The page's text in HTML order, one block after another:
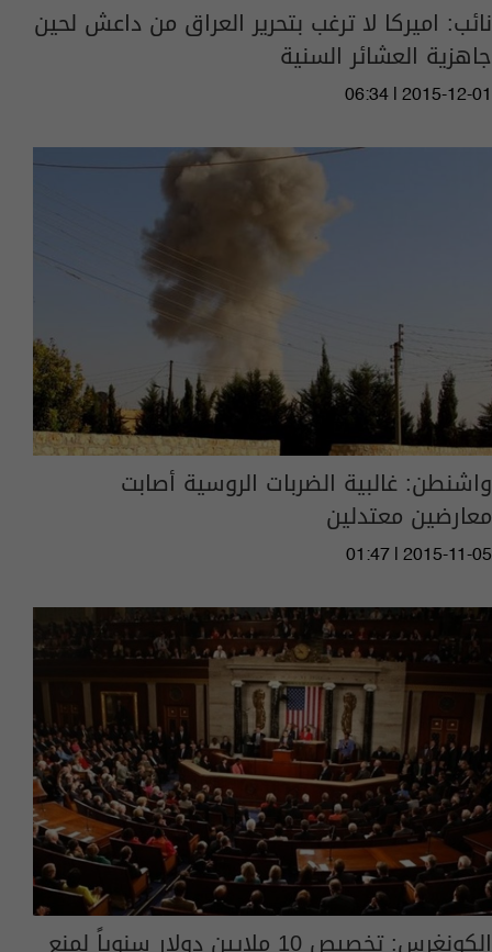
نائب: اميركا لا ترغب بتحرير العراق من داعش لحين
جاهزية العشائر السنية
06:34 | 2015-12-01
واشنطن: غالبية الضربات الروسية أصابت
معارضين معتدلين
01:47 | 2015-11-05
الكونغرس: تخصيص 10 ملايين دولار سنوياً لمنع